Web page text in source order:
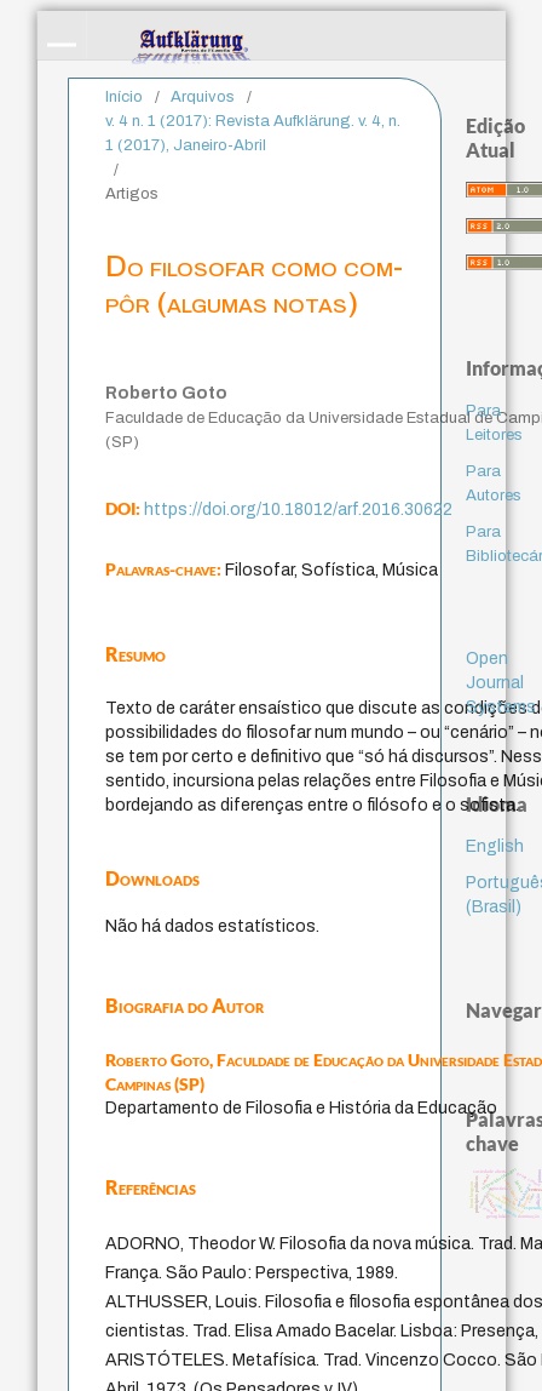
Início / Arquivos
/
v. 4 n. 1 (2017): Revista Aufklärung. v. 4, n.
1 (2017), Janeiro-Abril
/
Artigos
Do filosofar como com-
pôr (algumas notas)
Roberto Goto
Faculdade de Educação da Universidade Estadual de
(SP)
DOI:https://doi.org/10.18012/arf.2016.30622
Palavras-chave:Filosofar, Sofística, Música
Resumo
Texto de caráter ensaístico que discute as condições
possibilidades do filosofar num mundo – ou “cenário” –
se tem por certo e definitivo que “só há discursos”.
sentido, incursiona pelas relações entre Filosofia e
bordejando as diferenças entre o filósofo e o sofista.
Downloads
Não há dados estatísticos.
Biografia do Autor
Roberto Goto,Faculdade de Educação da Universidade
Campinas (SP)
Departamento de Filosofia e História da Educação
Referências
ADORNO, Theodor W. Filosofia da nova música. Trad.
França. São Paulo: Perspectiva, 1989.
ALTHUSSER, Louis. Filosofia e filosofia espontânea
cientistas. Trad. Elisa Amado Bacelar. Lisboa: Presença,
ARISTÓTELES. Metafísica. Trad. Vincenzo Cocco. São
Edição
Atual
Para
Leitores
Para
Autores
Para
Open
Journal
Systems
Idioma
English
(Brasil)
Navegar
chave
comunidadegiustizia
princípios políticos justiça
desobediência civil
consciênciametaphysics
criticism filosofar
carlo michelstaedter
vida anímica
georg simmel
georg lukács
intuição
henri bergson
sociedade aberta
ser-aí
certeza
temor
dominação
carne aflição